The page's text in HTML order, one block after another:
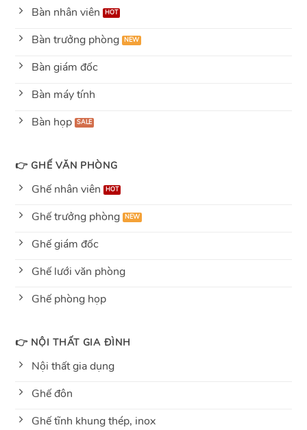
Bàn nhân viên
Bàn trưởng phòng
Bàn giám đốc
Bàn máy tính
Bàn họp
👉 GHẾ VĂN PHÒNG
Ghế nhân viên
Ghế trưởng phòng
Ghế giám đốc
Ghế lưới văn phòng
Ghế phòng họp
👉 NỘI THẤT GIA ĐÌNH
Nội thất gia dụng
Ghế đôn
Ghế tĩnh khung thép, inox